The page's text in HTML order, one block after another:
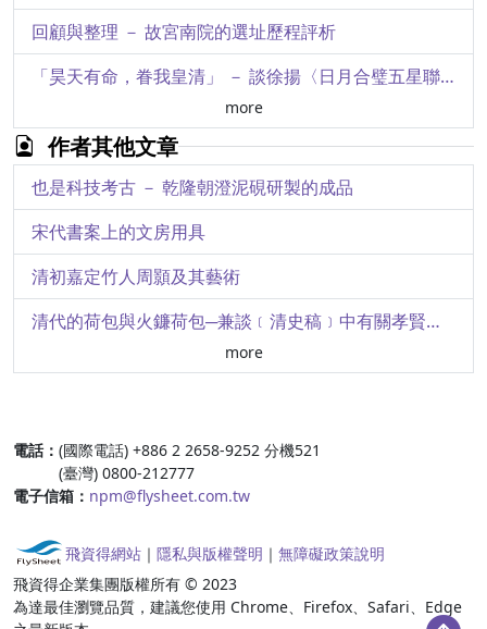
回顧與整理 － 故宮南院的選址歷程評析
「昊天有命，眷我皇清」 － 談徐揚〈日月合璧五星聯珠圖〉的繪製意圖
來自島嶼的訊息 － 院藏印尼東森巴地區織品探究
淺析國立故宮博物院藏一對西洋琺瑯器
跨界的虛擬景觀 － 沉浸．故宮數位展
雙面的秋
從打鬼悍將到柔情鐵漢 － 談歷代圖文資料中鍾馗形象的建構與衍變
more
作者其他文章
也是科技考古 － 乾隆朝澄泥硯研製的成品
宋代書案上的文房用具
清初嘉定竹人周顥及其藝術
清代的荷包與火鐮荷包─兼談﹝清史稿﹞中有關孝賢純皇后的記載
風骨猶昔─玉丁寧館捐贈牙骨竹木雕器選萃之三
風骨猶昔─玉丁寧館捐贈牙骨竹木雕器選萃之二
風骨猶昔─玉丁寧館捐贈牙骨竹木雕器選萃
「漢代的文具」補續
more
電話： (國際電話) +886 2 2658-9252 分機521
(臺灣) 0800-212777
電子信箱： npm@flysheet.com.tw
飛資得網站 ｜ 隱私與版權聲明 ｜ 無障礙政策說明
飛資得企業集團版權所有 © 2023
為達最佳瀏覽品質，建議您使用 Chrome、Firefox、Safari、Edge